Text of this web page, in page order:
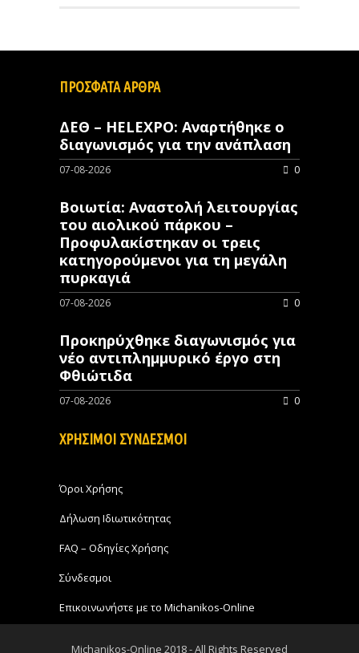
ΠΡΟΣΦΑΤΑ ΑΡΘΡΑ
ΔΕΘ – HELEXPO: Αναρτήθηκε ο
διαγωνισμός για την ανάπλαση
07-08-2026 0
Βοιωτία: Αναστολή λειτουργίας
του αιολικού πάρκου –
Προφυλακίστηκαν οι τρεις
κατηγορούμενοι για τη μεγάλη
πυρκαγιά
07-08-2026 0
Προκηρύχθηκε διαγωνισμός για
νέo αντιπλημμυρικό έργο στη
Φθιώτιδα
07-08-2026 0
ΧΡΗΣΙΜΟΙ ΣΥΝΔΕΣΜΟΙ
Όροι Χρήσης
Δήλωση Ιδιωτικότητας
FAQ – Οδηγίες Χρήσης
Σύνδεσμοι
Επικοινωνήστε με το Michanikos-Online
Michanikos-Online 2018 - All Rights Reserved